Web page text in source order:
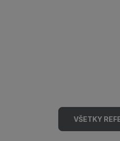
VŠETKY